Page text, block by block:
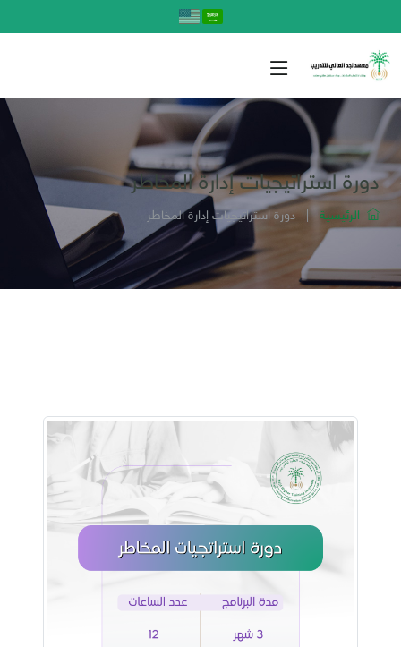
|
دورة استراتيجيات إدارة المخاطر
الرئيسية|دورة استراتيجيات إدارة المخاطر